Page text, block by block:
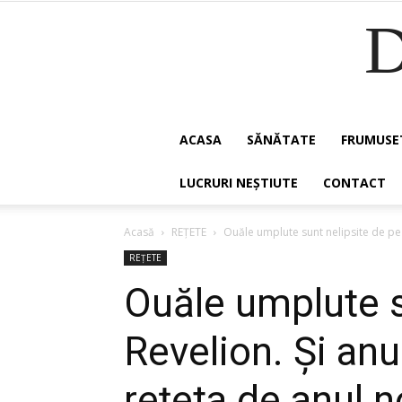
ACASA SĂNĂTATE
LUCRURI NEȘTIUTE CONTACT
Acasă REȚETE Ouăle umplute sunt nelipsite de
REȚETE
Ouăle umplute
Revelion. Și